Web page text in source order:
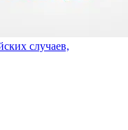
случаев,